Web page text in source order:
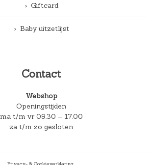
Giftcard
Baby uitzetlijst
Contact
Webshop
Openingstijden
ma t/m vr 09.30 – 17.00
za t/m zo gesloten
Privacy- & Cookieverklaring